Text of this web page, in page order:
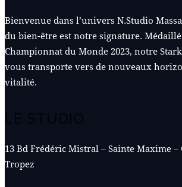
Bienvenue dans l’univers N.Studio
du bien-être est notre signature. Médaillé
Championnat du Monde 2023, notre
vous transporte vers de nouveaux
vitalité.
LE STUDIO
13 Bd Frédéric Mistral – Sainte Maxime –
Tropez